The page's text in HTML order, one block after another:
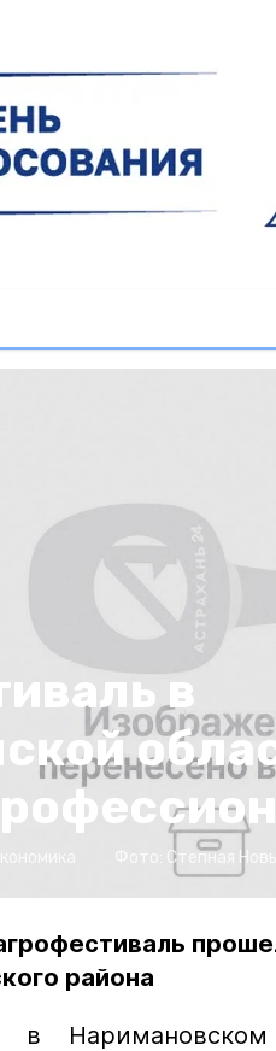
в
Степная Новь
района
в Наримановском